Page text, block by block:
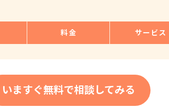
料金 サービス
いますぐ無料で相談してみる